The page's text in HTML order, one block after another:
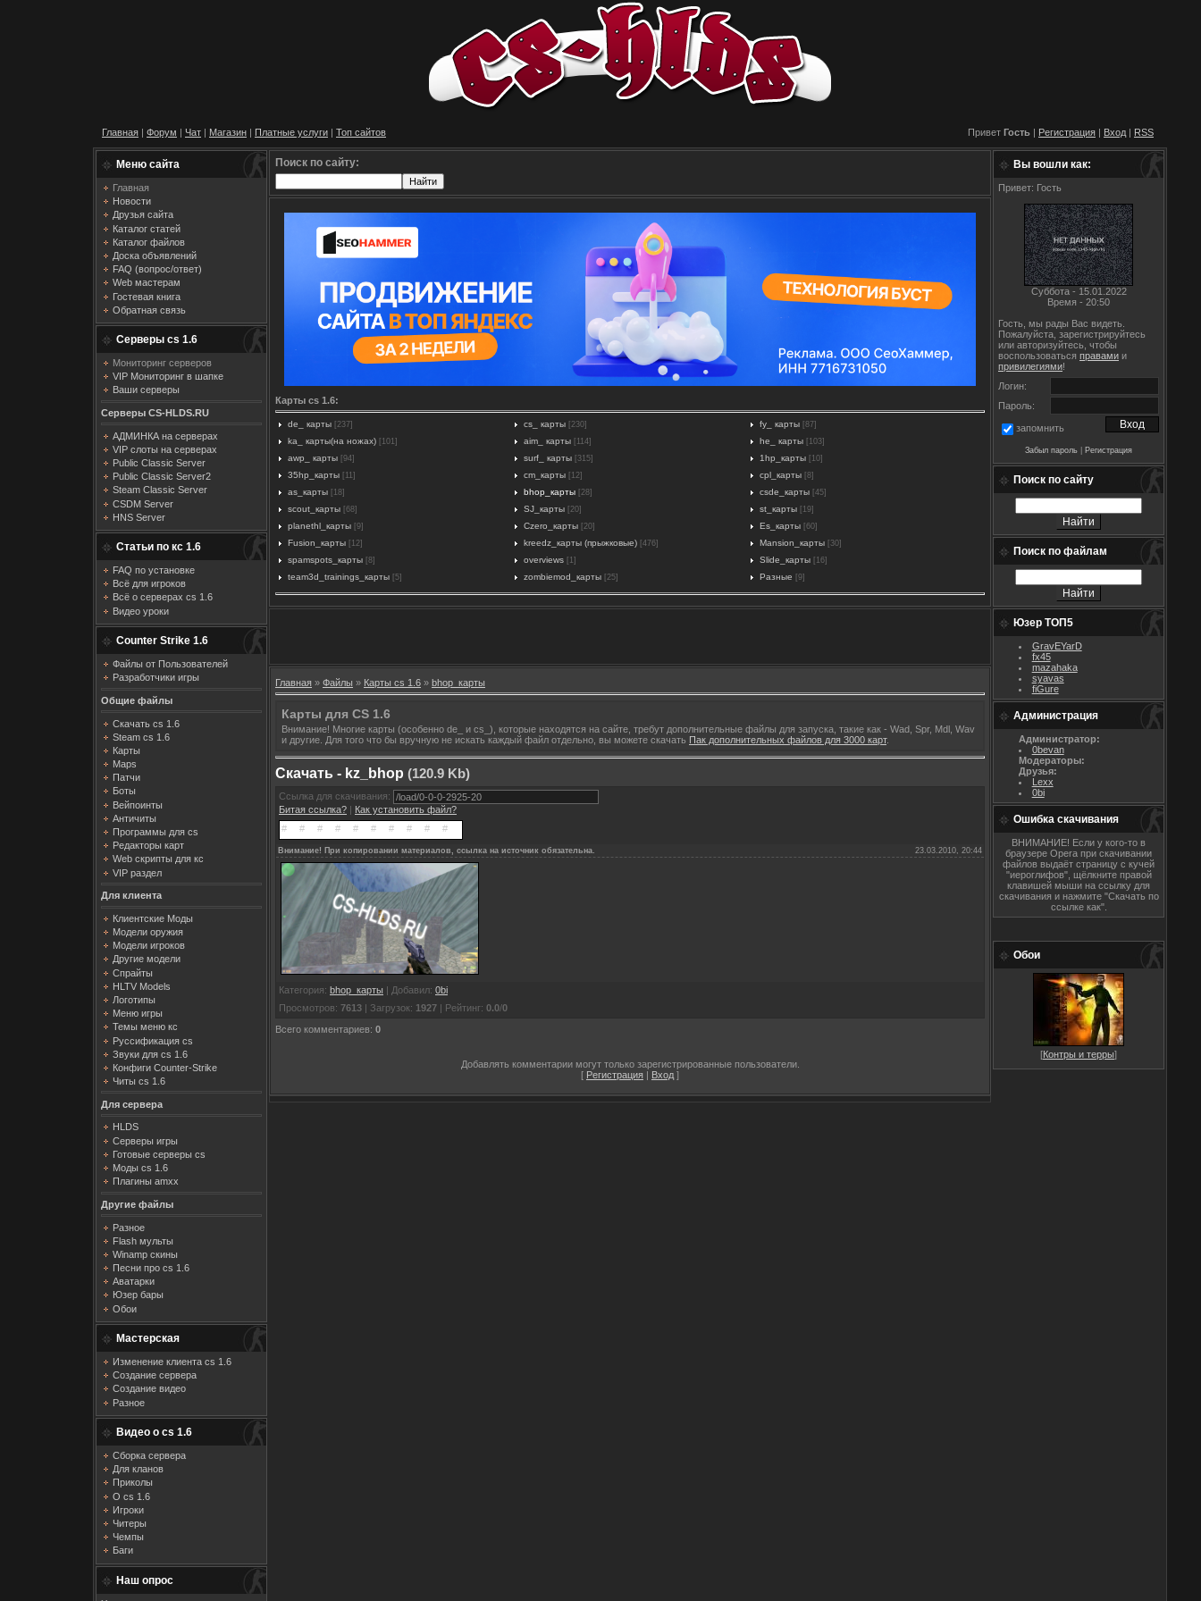
Главная | Форум | Чат | Магазин | Платные услуги | Топ сайтов Привет Гость | Регистрация | Вход | RSS
Меню сайта
Главная
Новости
Друзья сайта
Каталог статей
Каталог файлов
Доска объявлений
FAQ (вопрос/ответ)
Web мастерам
Гостевая книга
Обратная связь
Серверы cs 1.6
Мониторинг серверов
VIP Мониторинг в шапке
Ваши серверы
Серверы CS-HLDS.RU
АДМИНКА на серверах
VIP слоты на серверах
Public Classic Server
Public Classic Server2
Steam Classic Server
CSDM Server
HNS Server
Статьи по кс 1.6
FAQ по установке
Всё для игроков
Всё о серверах cs 1.6
Видео уроки
Counter Strike 1.6
Файлы от Пользователей
Разработчики игры
Общие файлы
Скачать cs 1.6
Steam cs 1.6
Карты
Maps
Патчи
Боты
Вейпоинты
Античиты
Программы для cs
Редакторы карт
Web скрипты для кс
VIP раздел
Для клиента
Клиентские Моды
Модели оружия
Модели игроков
Другие модели
Спрайты
HLTV Models
Логотипы
Меню игры
Темы меню кс
Руссификация cs
Звуки для cs 1.6
Конфиги Counter-Strike
Читы cs 1.6
Для сервера
HLDS
Серверы игры
Готовые серверы cs
Моды cs 1.6
Плагины amxx
Другие файлы
Разное
Flash мульты
Winamp скины
Песни про cs 1.6
Аватарки
Юзер бары
Обои
Мастерская
Изменение клиента cs 1.6
Создание сервера
Создание видео
Разное
Видео о cs 1.6
Сборка сервера
Для кланов
Приколы
О cs 1.6
Игроки
Читеры
Чемпы
Баги
Наш опрос
Поиск по сайту:
Карты cs 1.6:
de_ карты [237] cs_ карты [230] fy_ карты [87]
ka_ карты(на ножах) [101] aim_ карты [114] he_ карты [103]
awp_ карты [94] surf_ карты [315] 1hp_карты [10]
35hp_карты [11] cm_карты [12] cpl_карты [8]
as_карты [18] bhop_карты [28] csde_карты [45]
scout_карты [68] SJ_карты [20] st_карты [19]
planethl_карты [9] Czero_карты [20] Es_карты [60]
Fusion_карты [12] kreedz_карты (прыжковые) [476] Mansion_карты [30]
spamspots_карты [8] overviews [1] Slide_карты [16]
team3d_trainings_карты [5] zombiemod_карты [25] Разные [9]
Главная » Файлы » Карты cs 1.6 » bhop_карты
Карты для CS 1.6
Внимание! Многие карты (особенно de_ и cs_), которые находятся на сайте, требут дополнительные файлы для запуска, такие как - Wad, Spr, Mdl, Wav
и другие. Для того что бы вручную не искать каждый файл отдельно, вы можете скачать Пак дополнительных файлов для 3000 карт.
Скачать - kz_bhop (120.9 Kb)
Ссылка для скачивания:
Битая ссылка?
Как установить файл?
Внимание! При копировании материалов, ссылка на источник обязательна. 23.03.2010, 20:44
Категория: bhop_карты Добавил: 0bi
Просмотров: 7613 Загрузок: 1927 Рейтинг: 0.0/0
Всего комментариев: 0
Добавлять комментарии могут только зарегистрированные пользователи.
[ Регистрация Вход ]
Вы вошли как:
Привет: Гость
Суббота - 15.01.2022
Время - 20:50
Гость, мы рады Вас видеть.
Пожалуйста, зарегистрируйтесь
или авторизуйтесь, чтобы
воспользоваться правами и
привилегиями!
Логин:
Пароль:
запомнить
Забыл пароль Регистрация
Поиск по сайту
Поиск по файлам
Юзер ТОП5
GravEYarD
fx45
mazahaka
syavas
fiGure
Администрация
Администратор:
0bevan
Модераторы:
Друзья:
Lexx
0bi
Ошибка скачивания
ВНИМАНИЕ! Если у кого-то в
браузере Opera при скачивании
файлов выдаёт страницу с кучей
"иероглифов", щёлкните правой
клавишей мыши на ссылку для
скачивания и нажмите "Скачать по
ссылке как".
Обои
[Контры и терры]